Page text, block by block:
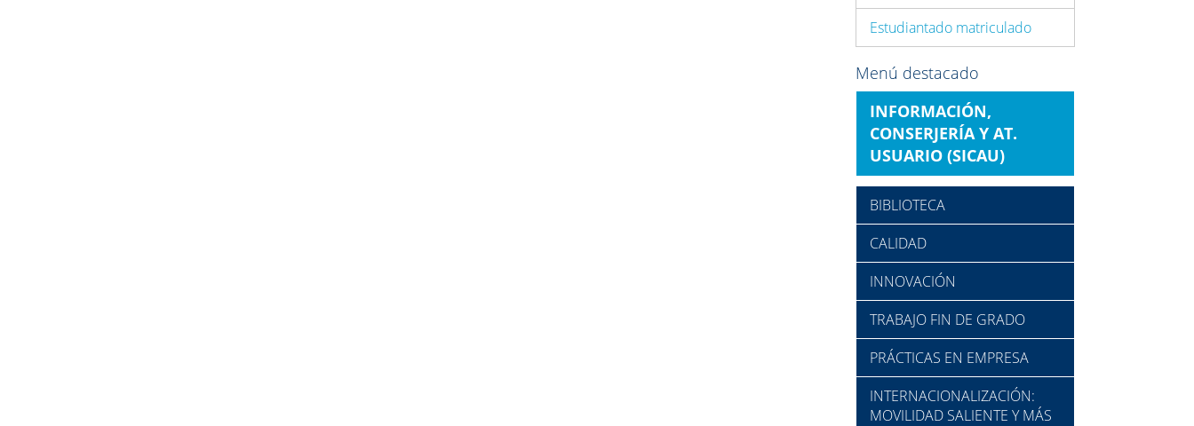
Estudiantado matriculado
Menú destacado
INFORMACIÓN,
CONSERJERÍA Y AT.
USUARIO (SICAU)
BIBLIOTECA
CALIDAD
INNOVACIÓN
TRABAJO FIN DE GRADO
PRÁCTICAS EN EMPRESA
INTERNACIONALIZACIÓN:
MOVILIDAD SALIENTE Y MÁS